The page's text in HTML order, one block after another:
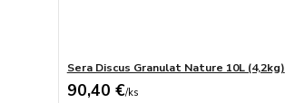
Sera Discus Granulat Nature 10L (4,2kg)
90,40 €/ks